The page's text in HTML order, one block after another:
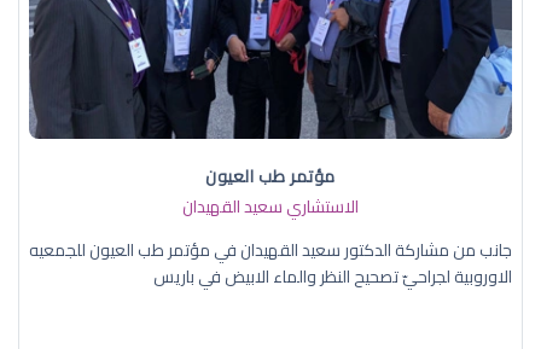
مؤتمر طب العيون
الاستشاري سعيد القهيدان
جانب من مشاركة الدكتور سعيد القهيدان في مؤتمر طب العيون للجمعيه
الاوروبية لجراحيّ تصحيح النظر والماء الابيض في باريس